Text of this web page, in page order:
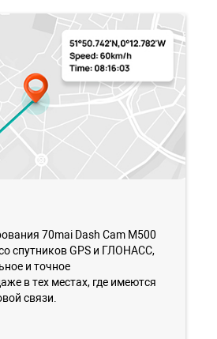
70mai Dash Cam M500
спутников GPS и ГЛОНАСС,
и точное
в тех местах, где имеются
связи.